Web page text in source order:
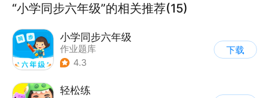
“小学同步六年级”的相关推荐(15)
小学同步六年级
作业题库
4.3
下载
轻松练